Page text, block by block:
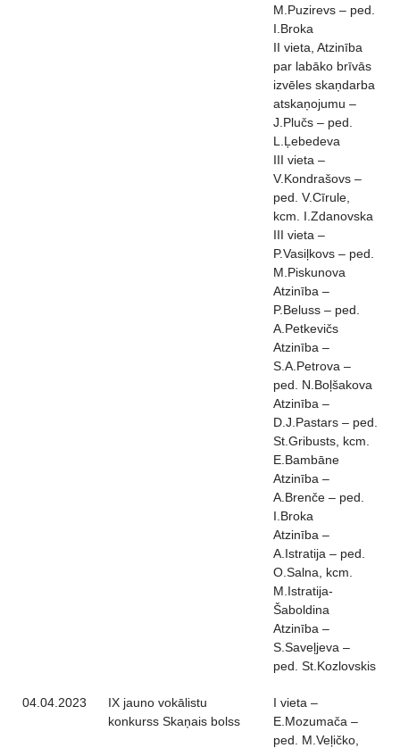
M.Puzirevs – ped.
I.Broka
II vieta, Atzinība
par labāko brīvās
izvēles skaņdarba
atskaņojumu –
J.Plučs – ped.
L.Ļebedeva
III vieta –
V.Kondrašovs –
ped. V.Cīrule,
kcm. I.Zdanovska
III vieta –
P.Vasiļkovs – ped.
M.Piskunova
Atzinība –
P.Beluss – ped.
A.Petkevičs
Atzinība –
S.A.Petrova –
ped. N.Boļšakova
Atzinība –
D.J.Pastars – ped.
St.Gribusts, kcm.
E.Bambāne
Atzinība –
A.Brenče – ped.
I.Broka
Atzinība –
A.Istratija – ped.
O.Salna, kcm.
M.Istratija-
Šaboldina
Atzinība –
S.Saveļjeva –
ped. St.Kozlovskis
04.04.2023
IX jauno vokālistu
konkurss Skaņais bolss
I vieta –
E.Mozumača –
ped. M.Veļičko,